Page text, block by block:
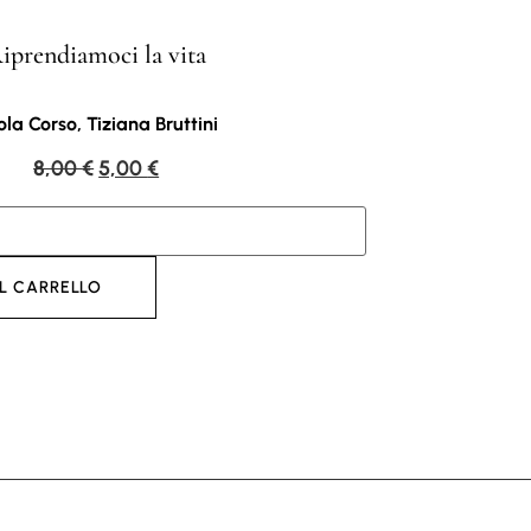
la vita
Corso, Tiziana Bruttini
8,00€5,00€
CARRELLO